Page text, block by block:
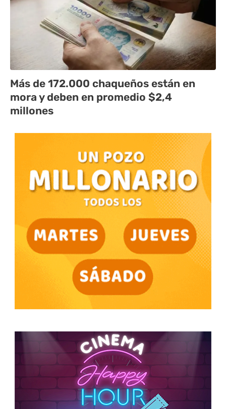
Más de 172.000 chaqueños están en
mora y deben en promedio $2,4
millones